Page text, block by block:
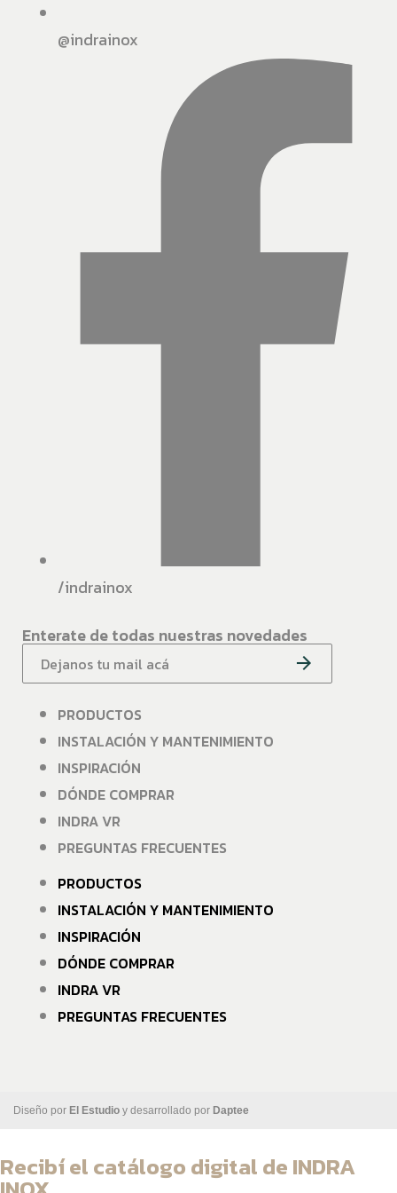
@indrainox
/indrainox
Enterate de todas nuestras novedades
PRODUCTOS
INSTALACIÓN Y MANTENIMIENTO
INSPIRACIÓN
DÓNDE COMPRAR
INDRA VR
PREGUNTAS FRECUENTES
PRODUCTOS
INSTALACIÓN Y MANTENIMIENTO
INSPIRACIÓN
DÓNDE COMPRAR
INDRA VR
PREGUNTAS FRECUENTES
Diseño por El Estudio y desarrollado por Daptee
Recibí el catálogo digital de INDRA